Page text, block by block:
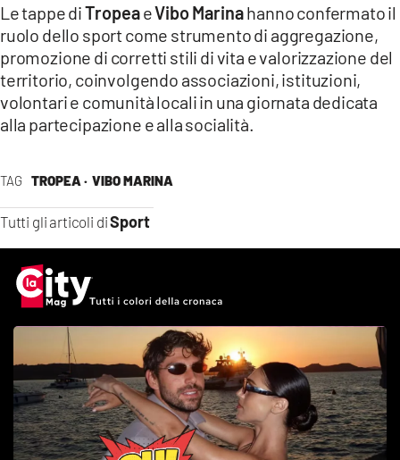
TAG TROPEA · VIBO MARINA
Tutti gli articoli diSport
Le tappe diTropeaeVibo Marinahanno confermato il
ruolo dello sport come strumento di aggregazione,
promozione di corretti stili di vita e valorizzazione del
territorio, coinvolgendo associazioni, istituzioni,
volontari e comunità locali in una giornata dedicata
alla partecipazione e alla socialità.